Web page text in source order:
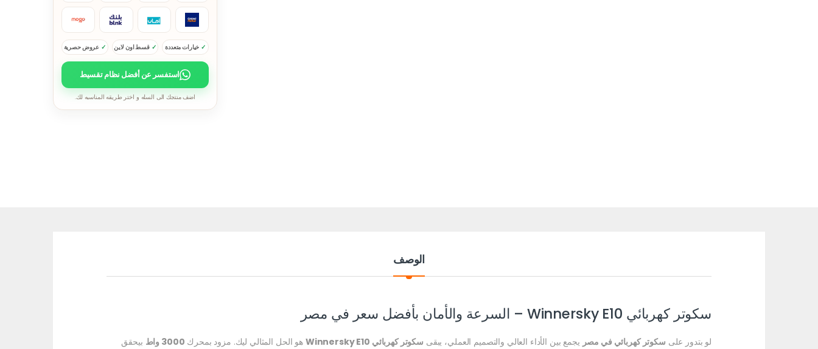
خيارات متعددة قسط اون لاين عروض حصرية
استفسر عن أفضل نظام تقسيط
اضف منتجك الى السله و اختر طريقه المناسبه لك.
الوصف
سكوتر كهربائي Winnersky E10 – السرعة والأمان بأفضل سعر في مصر
لو بتدور على سكوتر كهربائي في مصر يجمع بين الأداء العالي والتصميم العملي، يبقى سكوتر كهربائي Winnersky E10 هو الحل المثالي ليك. مزود بمحرك 3000 واط
بيحقق